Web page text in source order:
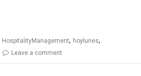
HospitalityManagement, hoylunes,
Leave a comment